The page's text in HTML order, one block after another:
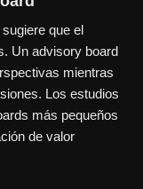
que el
Un advisory board
mientras
Los estudios
más pequeños
de valor